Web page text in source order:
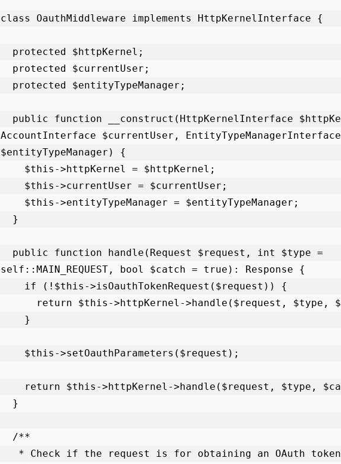
class OauthMiddleware implements HttpKernelInterface {
AccountInterface $currentUser, EntityTypeManagerInterface
$entityTypeManager) {
self::MAIN_REQUEST, bool $catch = true): Response {